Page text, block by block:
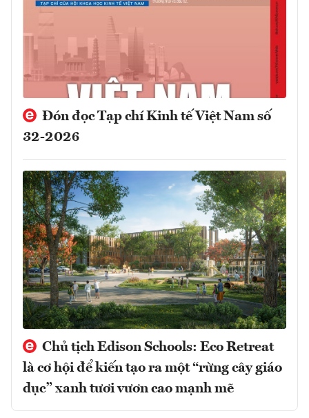
Đón đọc Tạp chí Kinh tế Việt Nam số
32-2026
Chủ tịch Edison Schools: Eco Retreat
là cơ hội để kiến tạo ra một “rừng cây giáo
dục” xanh tươi vươn cao mạnh mẽ